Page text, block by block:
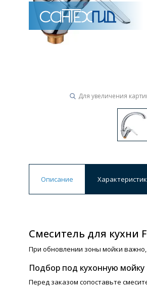
Для увеличения
Описание
Смеситель для кухни
При обновлении зоны мойки
Подбор под кухонную мойку
Перед заказом сопоставьте